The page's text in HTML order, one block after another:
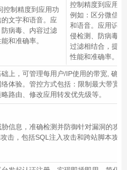
控制精度到应用功
文字和语音。应
病毒、内容过滤
和准确率。
控制精度到应用功
例如：区分微信的
和语音。应用识别
侵检测、防病毒、
过滤相结合，提高
性能和准确率。
上，可管理每用户/IP使用的带宽, 确保
体验。管控方式包括：限制最大带宽
路由、修改应用转发优先级等。
信息，准确检测并防御针对漏洞的攻
击，包括SQL注入攻击和跨站脚本攻击